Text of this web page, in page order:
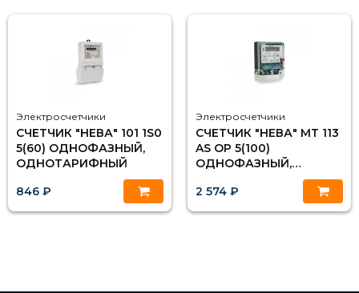
Электросчетчики
СЧЕТЧИК "НЕВА" 101 1S0
5(60) ОДНОФАЗНЫЙ,
ОДНОТАРИФНЫЙ
846 ₽
Электросчетчики
СЧЕТЧИК "НЕВА" МТ 113
AS OP 5(100)
ОДНОФАЗНЫЙ,
МНОГОТАРИФНЫЙ
2 574 ₽